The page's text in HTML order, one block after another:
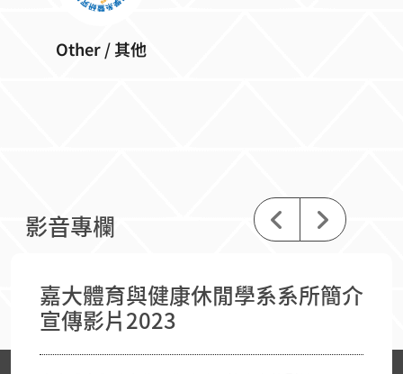
Other / 其他
影音專欄
嘉大體育與健康休閒學系系所簡介
宣傳影片2023